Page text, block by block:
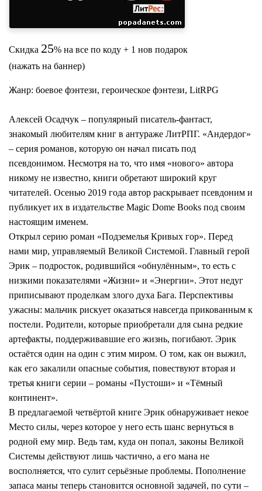
Скидка 25% на все по коду + 1 нов подарок
(нажать на баннер)
Жанр: боевое фэнтези, героическое фэнтези, LitRPG
Алексей Осадчук – популярный писатель-фантаст,
знакомый любителям книг в антураже ЛитРПГ. «Андердог»
– серия романов, которую он начал писать под
псевдонимом. Несмотря на то, что имя «нового» автора
никому не известно, книги обретают широкий круг
читателей. Осенью 2019 года автор раскрывает псевдоним и
публикует их в издательстве Magic Dome Books под своим
настоящим именем.
Открыл серию роман «Подземелья Кривых гор». Перед
нами мир, управляемый Великой Системой. Главный герой
Эрик – подросток, родившийся «обнулённым», то есть с
низкими показателями «Жизни» и «Энергии». Этот недуг
приписывают проделкам злого духа Бага. Перспективы
ужасны: мальчик рискует оказаться навсегда прикованным к
постели. Родители, которые приобретали для сына редкие
артефакты, поддерживавшие его жизнь, погибают. Эрик
остаётся один на один с этим миром. О том, как он выжил,
как его закалили опасные события, повествуют вторая и
третья книги серии – романы «Пустоши» и «Тёмный
континент».
В предлагаемой четвёртой книге Эрик обнаруживает некое
Место силы, через которое у него есть шанс вернуться в
родной ему мир. Ведь там, куда он попал, законы Великой
Системы действуют лишь частично, а его мана не
восполняется, что сулит серьёзные проблемы. Пополнение
запаса маны теперь становится основной задачей, по сути –